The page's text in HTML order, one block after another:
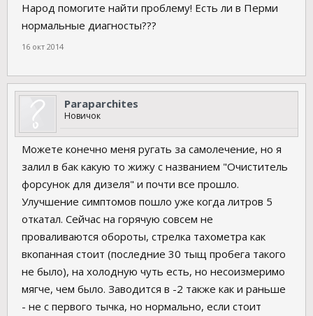
Народ помогите найти проблему! Есть ли в Перми
нормальные диагносты???
16 окт 2014
Paraparchites
Новичок
Можете конечно меня ругать за самолечение, но я
залил в бак какую то жижу с названием "Очиститель
форсунок для дизеля" и почти все прошло.
Улучшение симптомов пошло уже когда литров 5
откатал. Сейчас на горячую совсем не
проваливаются обороты, стрелка тахометра как
вкопанная стоит (последние 30 тыщ пробега такого
не было), на холодную чуть есть, но несоизмеримо
мягче, чем было. Заводится в -2 также как и раньше
- не с первого тычка, но нормально, если стоит